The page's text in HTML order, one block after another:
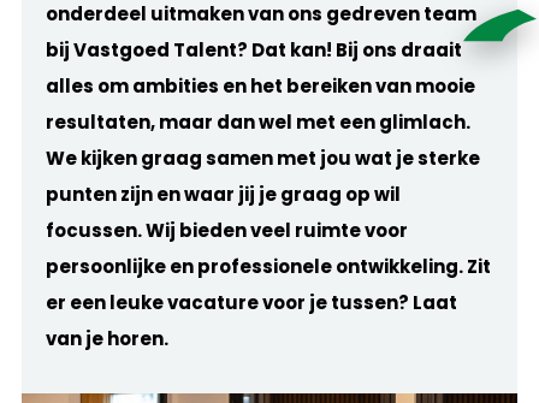
onderdeel uitmaken van ons gedreven team
bij Vastgoed Talent? Dat kan! Bij ons draait
alles om ambities en het bereiken van mooie
resultaten, maar dan wel met een glimlach.
We kijken graag samen met jou wat je sterke
punten zijn en waar jij je graag op wil
focussen.Wij bieden veel ruimte voor
persoonlijke en professionele ontwikkeling. Zit
er een leuke vacature voor je tussen? Laat
van je horen.